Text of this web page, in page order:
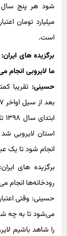
است.
برگزیده های
ما لایروبی انجام
حسینی:
بعد از سیل اواخر ۱۳۹۷ و اوایل ۱۳۹۸
استان لایروبی
انجام شود تا یک
برگزیده های
رودخانه‌ها انجام
حسینی: وقتی
می‌شود تا به چه
را شاهد باشیم